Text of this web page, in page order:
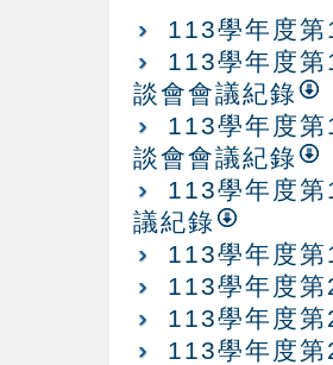
113學年度
113學年度
談會會議紀錄
113學年度
談會會議紀錄
113學年度
議紀錄
113學年度
113學年度
113學年度
113學年度